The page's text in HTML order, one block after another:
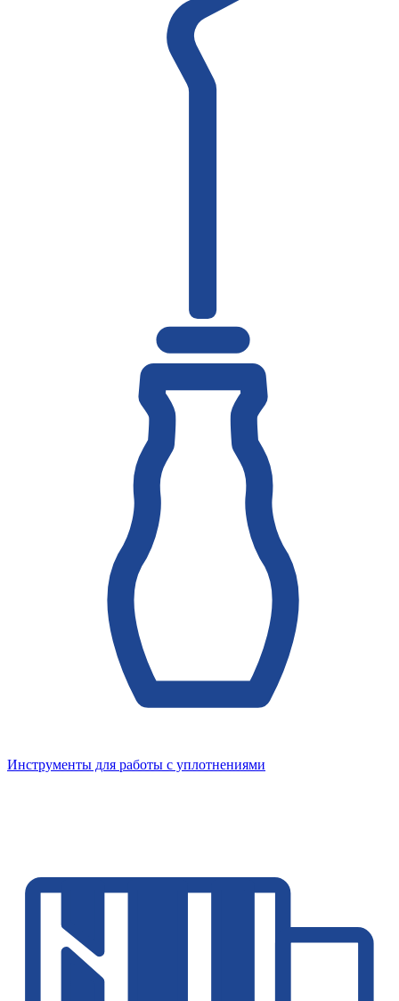
Инструменты для работы с уплотнениями